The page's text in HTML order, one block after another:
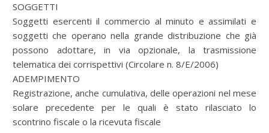
SOGGETTI
Soggetti esercenti il commercio al minuto e assimilati e
soggetti che operano nella grande distribuzione che già
possono adottare, in via opzionale, la trasmissione
telematica dei corrispettivi (Circolare n. 8/E/2006)
ADEMPIMENTO
Registrazione, anche cumulativa, delle operazioni nel mese
solare precedente per le quali è stato rilasciato lo
scontrino fiscale o la ricevuta fiscale